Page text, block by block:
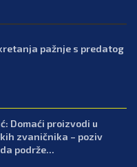
pažnje s predatog
Domaći proizvodi u
zvaničnika – poziv
podrže...